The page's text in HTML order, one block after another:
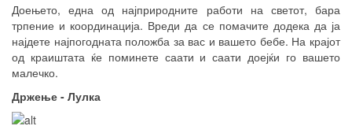
Доењето, една од најприродните работи на светот, бара
трпение и координација. Вреди да се помачите додека да ја
најдете најпогодната положба за вас и вашето бебе. На крајот
од краиштата ќе поминете саати и саати доејќи го вашето
малечко.
Држење - Лулка